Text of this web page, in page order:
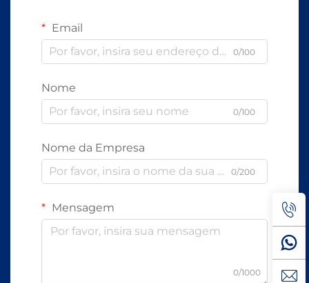
Email
0/100
Nome
0/100
Nome da Empresa
0/200
Mensagem
0/1000